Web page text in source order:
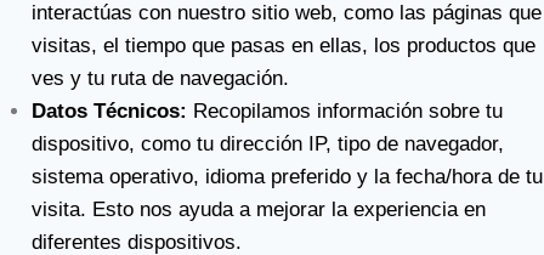
interactúas con nuestro sitio web, como las páginas que
visitas, el tiempo que pasas en ellas, los productos que
ves y tu ruta de navegación.
Datos Técnicos: Recopilamos información sobre tu
dispositivo, como tu dirección IP, tipo de navegador,
sistema operativo, idioma preferido y la fecha/hora de tu
visita. Esto nos ayuda a mejorar la experiencia en
diferentes dispositivos.